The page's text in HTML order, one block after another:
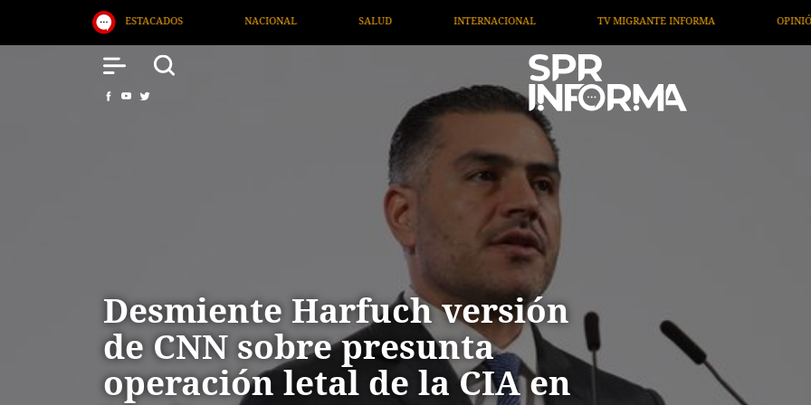
NACIONAL SALUD INTERNACIONAL TV MIGRANTE INFORMA OPINIÓN ARTÍCULOS
Desmiente Harfuch versión
de CNN sobre presunta
operación letal de la CIA en